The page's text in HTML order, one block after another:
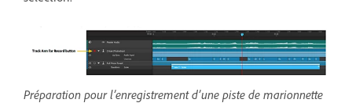
Préparation pour l’enregistrement d’une piste de marionnette